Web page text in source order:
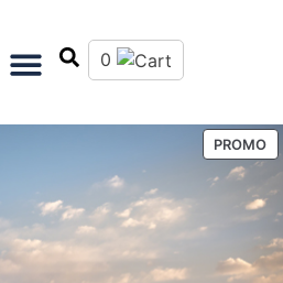
0
PROMO